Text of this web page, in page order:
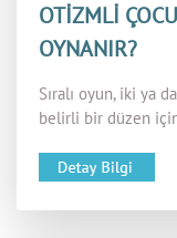
OTİZMLİ
OYNANIR?
Sıralı oyun, iki ya
belirli bir düzen